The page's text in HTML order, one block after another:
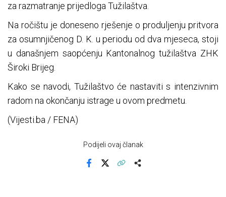
za razmatranje prijedloga Tužilaštva.
Na ročištu je doneseno rješenje o produljenju pritvora
za osumnjičenog D. K. u periodu od dva mjeseca, stoji
u današnjem saopćenju Kantonalnog tužilaštva ZHK
Široki Brijeg.
Kako se navodi, Tužilaštvo će nastaviti s intenzivnim
radom na okončanju istrage u ovom predmetu.
(Vijesti.ba / FENA)
Podijeli ovaj članak